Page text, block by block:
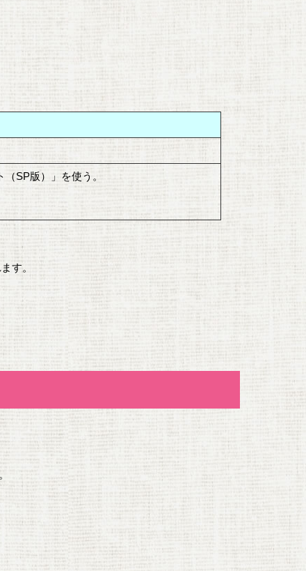
SP版）」を使う。
す。